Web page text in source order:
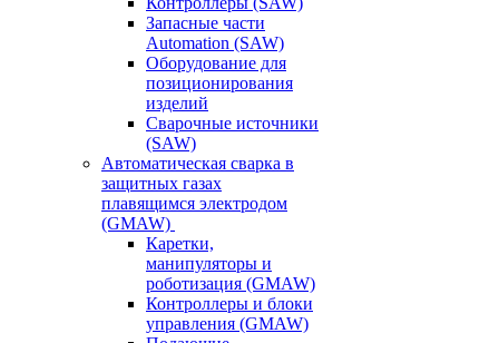
Запасные части
Automation (SAW)
Оборудование для
позиционирования
изделий
Сварочные источники
(SAW)
Автоматическая сварка в
защитных газах
плавящимся электродом
(GMAW)
Каретки,
манипуляторы и
роботизация (GMAW)
Контроллеры и блоки
управления (GMAW)